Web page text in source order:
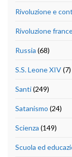
Rivoluzione e
Rivoluzione
Russia (68)
S.S. Leone XIV(7)
Santi(249)
Satanismo (24)
Scienza (149)
Scuola ed